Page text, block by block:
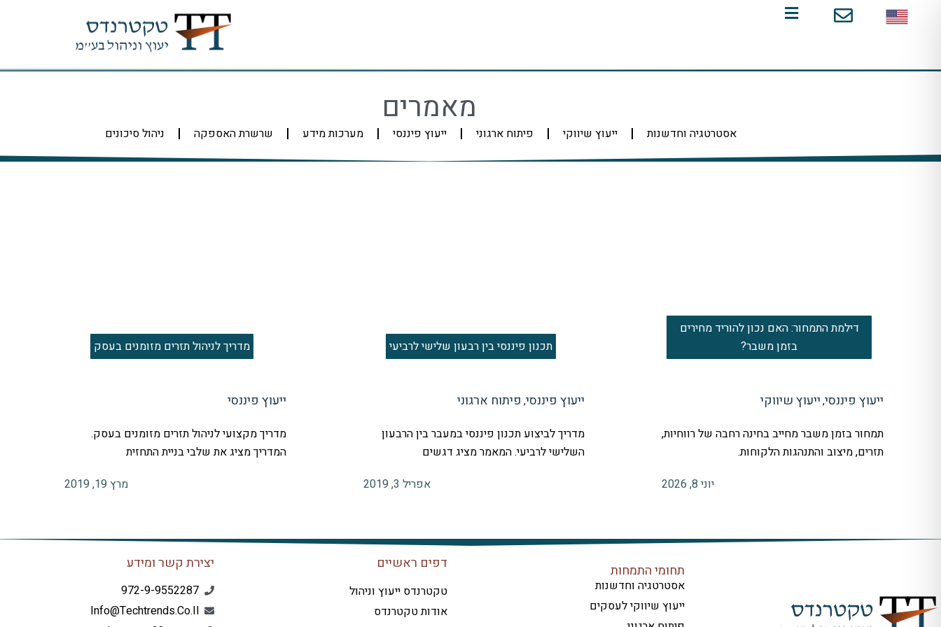
מאמרים
אסטרטגיה וחדשנות ייעוץ שיווקי פיתוח ארגוני ייעוץ פיננסי מערכות מידע שרשרת האספקה ניהול סיכונים
דילמת התמחור: האם נכון להוריד מחירים
בזמן משבר?
ייעוץ פיננסי,ייעוץ שיווקי
תמחור בזמן משבר מחייב בחינה רחבה של רווחיות,
תזרים, מיצוב והתנהגות הלקוחות.
יוני 8, 2026
תכנון פיננסי בין רבעון שלישי לרביעי
ייעוץ פיננסי, פיתוח ארגוני
מדריך לביצוע תכנון פיננסי במעבר בין הרבעון
השלישי לרביעי. המאמר מציג דגשים
אפריל 3, 2019
מדריך לניהול תזרים מזומנים בעסק
ייעוץ פיננסי
מדריך מקצועי לניהול תזרים מזומנים בעסק.
המדריך מציג את שלבי בניית התחזית
מרץ 19, 2019
תחומי התמחות
אסטרטגיה וחדשנות
ייעוץ שיווקי לעסקים
דפים ראשיים
טקטרנדס ייעוץ וניהול
אודות טקטרנדס
יצירת קשר ומידע
972-9-9552287
Info@techtrends.co.il